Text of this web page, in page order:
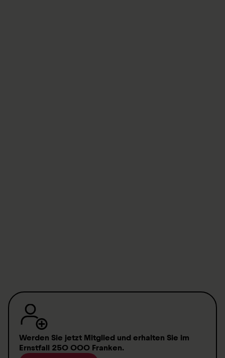
Werden Sie jetzt Mitglied und erhalten Sie im
Ernstfall 250 000 Franken.